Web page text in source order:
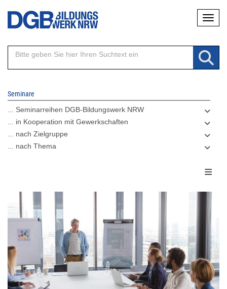
Direkt
Inhalt
Seminare
... Seminarreihen DGB-Bildungswerk NRW
... in Kooperation mit Gewerkschaften
... nach Zielgruppe
... nach Thema